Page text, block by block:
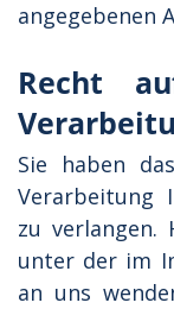
angegebenen
Recht
Sie haben
Verarbeitung
zu verlangen.
unter der im
an uns